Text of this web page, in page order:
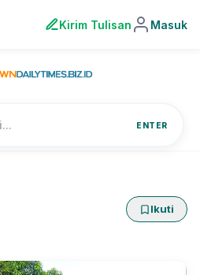
Kirim Tulisan Masuk
ENTER
Ikuti